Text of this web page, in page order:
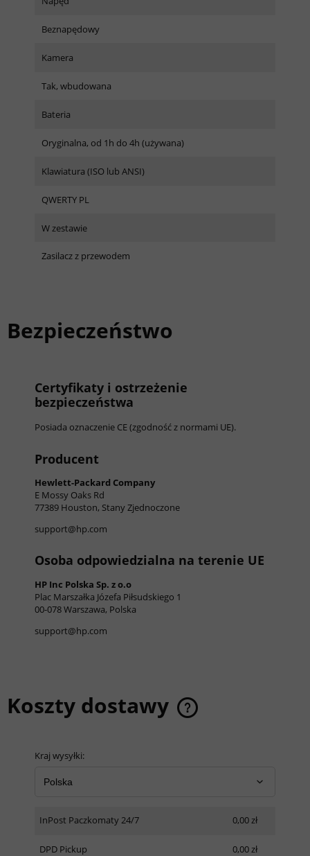
Beznapędowy
Kamera
Tak, wbudowana
Bateria
Oryginalna, od 1h do 4h (używana)
Klawiatura (ISO lub ANSI)
QWERTY PL
W zestawie
Zasilacz z przewodem
Bezpieczeństwo
Certyfikaty i ostrzeżenie
bezpieczeństwa
Posiada oznaczenie CE (zgodność z normami UE).
Producent
Hewlett-Packard Company
E Mossy Oaks Rd
77389 Houston, Stany Zjednoczone
support@hp.com
Osoba odpowiedzialna na terenie UE
HP Inc Polska Sp. z o.o
Plac Marszałka Józefa Piłsudskiego 1
00-078 Warszawa, Polska
support@hp.com
Koszty dostawy
Kraj wysyłki:
InPost Paczkomaty 24/7 0,00 zł
DPD Pickup 0,00 zł